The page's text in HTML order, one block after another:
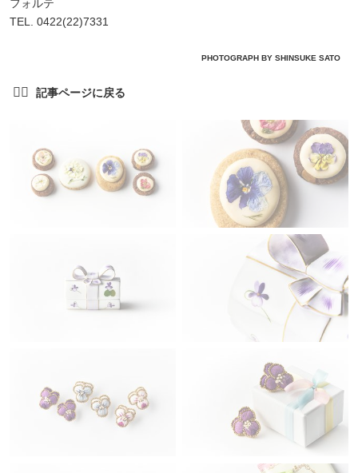
フォルテ
TEL. 0422(22)7331
PHOTOGRAPH BY SHINSUKE SATO